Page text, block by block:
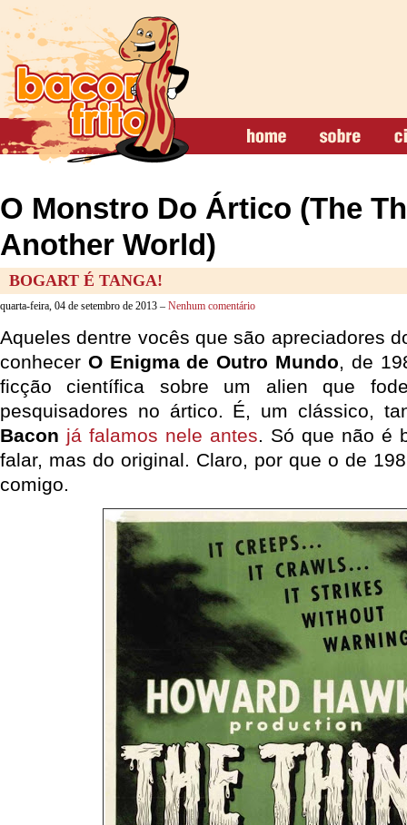
O Monstro Do Ártico (The
Another World)
BOGART É TANGA!
quarta-feira, 04 de setembro de 2013 – Nenhum comentário
Aqueles dentre vocês que são apreciadores
conhecer O Enigma de Outro Mundo, de
ficção científica sobre um alien que
pesquisadores no ártico. É, um clássico,
Bacon já falamos nele antes. Só que não é
falar, mas do original. Claro, por que o de
comigo.